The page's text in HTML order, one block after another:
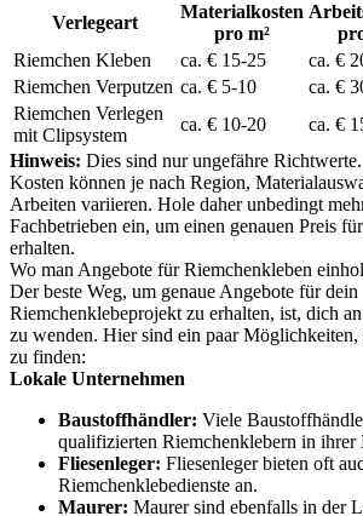
Verlegeart
Materialkosten
pro m²
Riemchen Kleben
ca. € 15-25 ca. €
Riemchen Verputzen ca. € 5-10 ca. €
Riemchen Verlegen
mit Clipsystem
ca. € 10-20 ca. €
Hinweis: Dies sind nur ungefähre
Kosten können je nach Region,
Arbeiten variieren. Hole daher unbedingt
Fachbetrieben ein, um einen genauen Preis
erhalten.
Wo man Angebote für Riemchenkleben
Der beste Weg, um genaue Angebote für dein
Riemchenklebeprojekt zu erhalten, ist, dich
zu wenden. Hier sind ein paar Möglichkeiten,
zu finden:
Lokale Unternehmen
Baustoffhändler: Viele
qualifizierten Riemchenklebern in ihrer
Fliesenleger: Fliesenleger bieten oft
Riemchenklebedienste an.
Maurer: Maurer sind ebenfalls in der